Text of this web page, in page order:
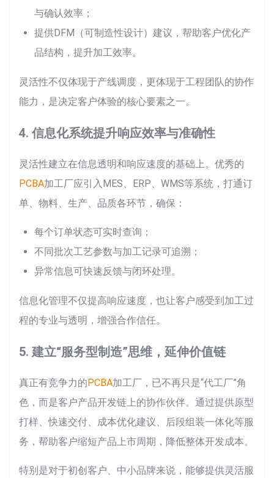
与确认效率；
提供DFM（可制造性设计）建议，帮助客户优化产
品结构，提升加工效率。
灵活性不仅体现于产线调度，更体现于工程团队的协作
能力，是决定客户体验的核心要素之一。
4. 信息化系统提升响应效率与准确性
灵活性建立在信息透明和响应速度的基础上。优秀的
PCBA加工厂应引入MES、ERP、WMS等系统，打通订
单、物料、生产、品质各环节，确保：
每个订单状态可实时查询；
不同批次工艺参数与加工记录可追溯；
异常信息可快速反馈与闭环处理。
信息化管理不仅提高响应速度，也让客户感受到加工过
程的专业与透明，增强合作信任。
5. 建立“服务型制造”思维，延伸价值链
真正有竞争力的PCBA加工厂，已不再只是“代工厂”角
色，而是客户产品开发链上的协作伙伴。通过提供原型
打样、快速交付、成本优化建议、后段组装一体化等服
务，帮助客户缩短产品上市周期，降低整体开发成本。
特别是对于初创客户、中小品牌来说，能够提供灵活服